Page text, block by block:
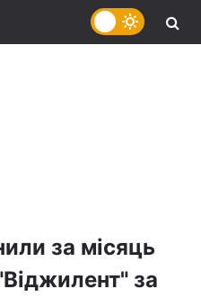
за місяць
за